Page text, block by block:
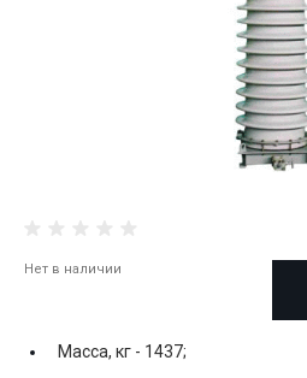
Нет в наличии
Масса, кг - 1437;